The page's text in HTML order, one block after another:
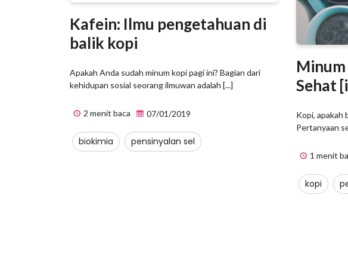
Kafein: Ilmu pengetahuan di
balik kopi
Apakah Anda sudah minum kopi pagi ini? Bagian dari
kehidupan sosial seorang ilmuwan adalah [...]
2 menit baca 07/01/2019
biokimia pensinyalan sel
Sehat
Kopi, apakah
Pertanyaan
1 menit
kopi